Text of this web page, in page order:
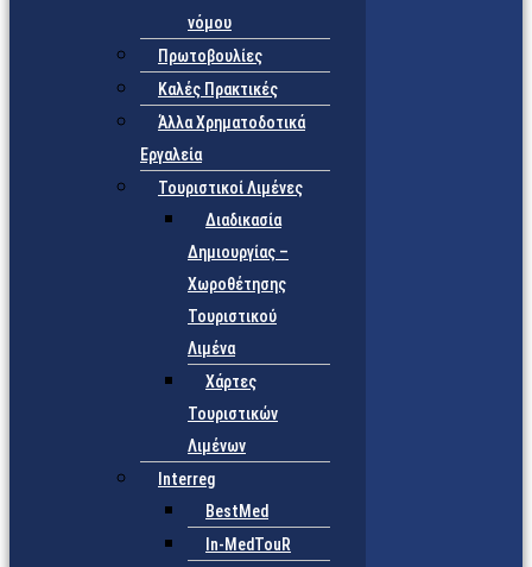
νόμου
Πρωτοβουλίες
Καλές Πρακτικές
Άλλα Χρηματοδοτικά
Εργαλεία
Τουριστικοί Λιμένες
Διαδικασία
Δημιουργίας –
Χωροθέτησης
Τουριστικού
Λιμένα
Χάρτες
Τουριστικών
Λιμένων
Interreg
BestMed
In-MedTouR